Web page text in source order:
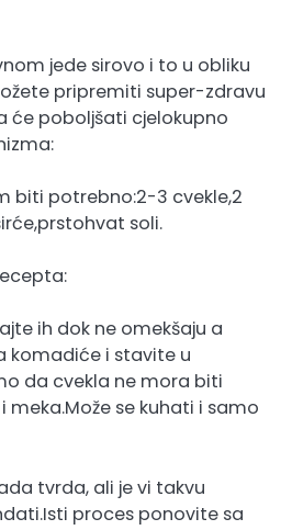
jede sirovo i to u obliku
pripremiti super-zdravu
će poboljšati cjelokupno
biti potrebno:2-3 cvekle,2
soli.
ih dok ne omekšaju a
komadiće i stavite u
da cvekla ne mora biti
se kuhati i samo
tvrda, ali je vi takvu
proces ponovite sa